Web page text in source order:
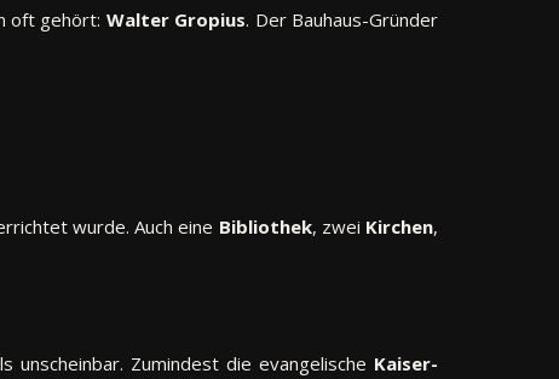
oft gehört: Walter Gropius. Der Bauhaus-Gründer
wurde. Auch eine Bibliothek, zwei Kirchen,
Zumindest die evangelische Kaiser-